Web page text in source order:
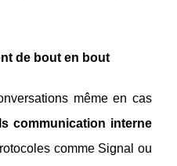
de bout en bout
même en cas
communication interne
comme Signal ou